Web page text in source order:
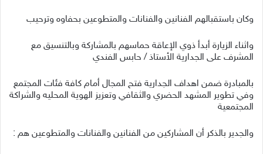
وكان باستقبالهم الفنانين والفنانات والمتطوعين بحفاوه وترحيب
واثناء الزيارة أبدأ ذوي الإعاقة حماسهم بالمشاركة وبالتنسيق مع
المشرف على الجدارية الأستاذ / حابس الفندي
بالمبادرة ضمن اهداف الجدارية فتح المجال أمام كافة فئات المجتمع
وفي تطوير المشهد الحضري والثقافي وتعزيز الهوية المحليه والشراكة
المجتمعية
والجدير بالذكر أن المشاركين من الفنانين والفنانات والمتطوعين هم :